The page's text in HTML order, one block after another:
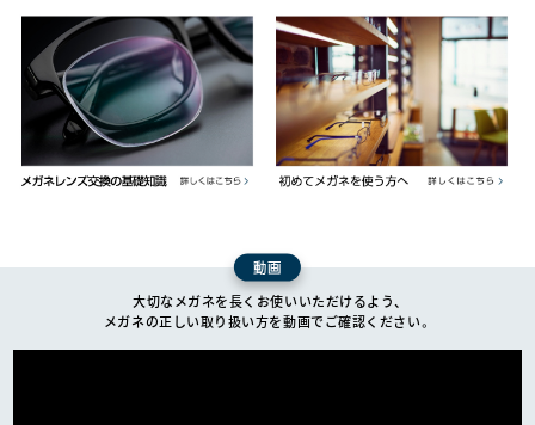
動画
大切なメガネを長くお使いいただけるよう、
メガネの正しい取り扱い方を動画でご確認ください。